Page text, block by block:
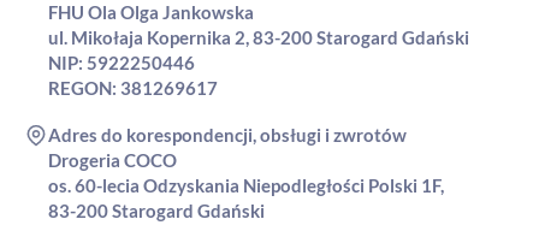
FHU Ola Olga Jankowska
ul. Mikołaja Kopernika 2, 83-200 Starogard Gdański
NIP: 5922250446
REGON: 381269617
Adres do korespondencji, obsługi i zwrotów
Drogeria COCO
os. 60-lecia Odzyskania Niepodległości Polski 1F,
83-200 Starogard Gdański